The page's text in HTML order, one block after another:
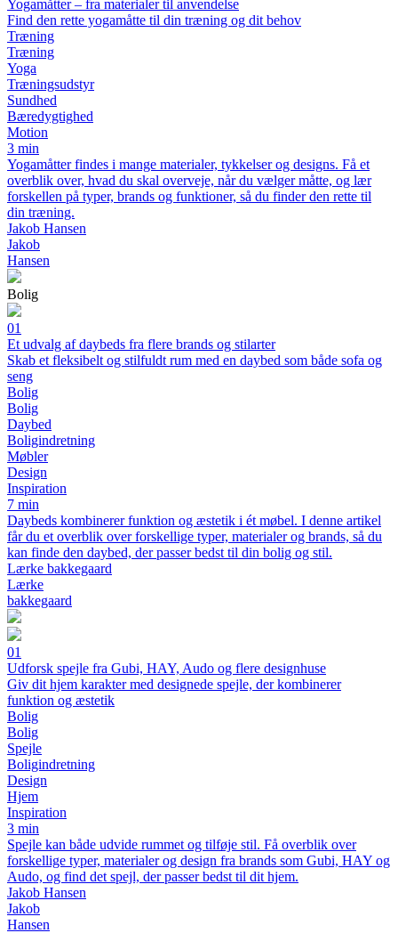
Yogamåtter – fra materialer til anvendelse
Find den rette yogamåtte til din træning og dit behov
Træning
Træning
Yoga
Træningsudstyr
Sundhed
Bæredygtighed
Motion
3 min
Yogamåtter findes i mange materialer, tykkelser og designs. Få et
overblik over, hvad du skal overveje, når du vælger måtte, og lær
forskellen på typer, brands og funktioner, så du finder den rette til
din træning.
Jakob Hansen
Jakob
Hansen
Bolig
01
Et udvalg af daybeds fra flere brands og stilarter
Skab et fleksibelt og stilfuldt rum med en daybed som både sofa og
seng
Bolig
Bolig
Daybed
Boligindretning
Møbler
Design
Inspiration
7 min
Daybeds kombinerer funktion og æstetik i ét møbel. I denne artikel
får du et overblik over forskellige typer, materialer og brands, så du
kan finde den daybed, der passer bedst til din bolig og stil.
Lærke bakkegaard
Lærke
bakkegaard
01
Udforsk spejle fra Gubi, HAY, Audo og flere designhuse
Giv dit hjem karakter med designede spejle, der kombinerer
funktion og æstetik
Bolig
Bolig
Spejle
Boligindretning
Design
Hjem
Inspiration
3 min
Spejle kan både udvide rummet og tilføje stil. Få overblik over
forskellige typer, materialer og design fra brands som Gubi, HAY og
Audo, og find det spejl, der passer bedst til dit hjem.
Jakob Hansen
Jakob
Hansen